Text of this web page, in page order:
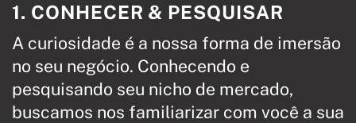
1. CONHECER & PESQUISAR
A curiosidade é a nossa forma de imersão
no seu negócio. Conhecendo e
pesquisando seu nicho de mercado,
buscamos nos familiarizar com você a sua